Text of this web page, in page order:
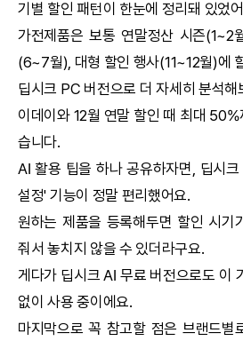
기별 할인 패턴이 한눈에 정리돼 있었
가전제품은 보통 연말정산 시즌(1~2
(6~7월), 대형 할인 행사(11~12월)에
딥시크 PC 버전으로 더 자세히 분석해
이데이와 12월 연말 할인 때 최대
습니다.
AI 활용 팁을 하나 공유하자면, 딥시크
설정' 기능이 정말 편리했어요.
원하는 제품을 등록해두면 할인 시기
줘서 놓치지 않을 수 있더라구요.
게다가 딥시크 AI 무료 버전으로도 이
없이 사용 중이에요.
마지막으로 꼭 참고할 점은 브랜드별